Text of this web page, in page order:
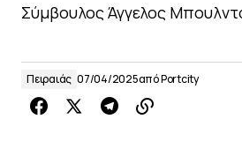
Σύμβουλος Άγγελος
Πειραιάς 07/04/2025απόPortcity